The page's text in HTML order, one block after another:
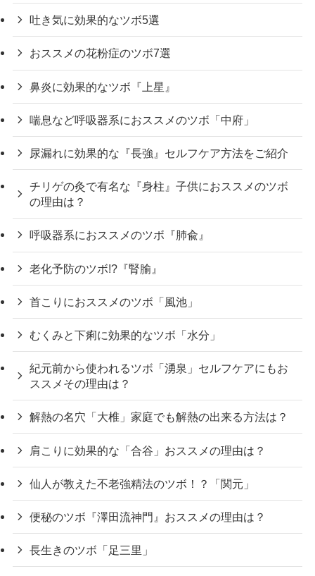
吐き気に効果的なツボ5選
おススメの花粉症のツボ7選
鼻炎に効果的なツボ『上星』
喘息など呼吸器系におススメのツボ「中府」
尿漏れに効果的な『長強』セルフケア方法をご紹介
チリゲの灸で有名な『身柱』子供におススメのツボ
の理由は？
呼吸器系におススメのツボ『肺兪』
老化予防のツボ!?『腎腧』
首こりにおススメのツボ「風池」
むくみと下痢に効果的なツボ「水分」
紀元前から使われるツボ「湧泉」セルフケアにもお
ススメその理由は？
解熱の名穴「大椎」家庭でも解熱の出来る方法は？
肩こりに効果的な「合谷」おススメの理由は？
仙人が教えた不老強精法のツボ！？「関元」
便秘のツボ『澤田流神門』おススメの理由は？
長生きのツボ「足三里」